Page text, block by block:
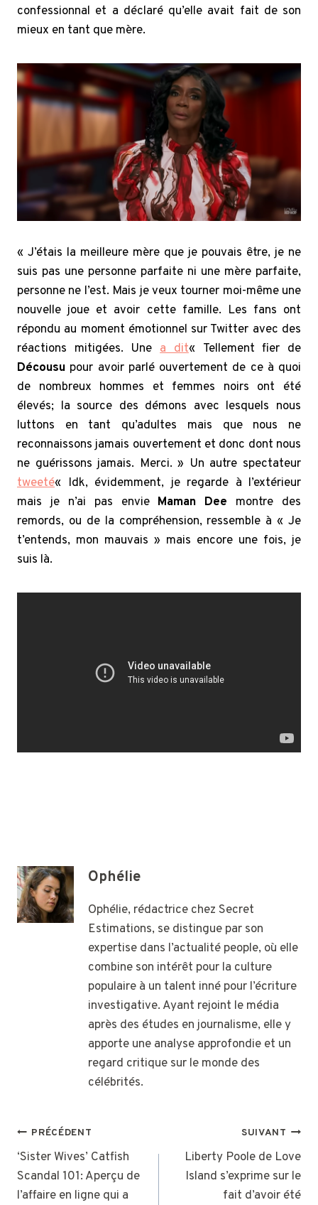
confessionnal et a déclaré qu’elle avait fait de son
mieux en tant que mère.
« J’étais la meilleure mère que je pouvais être, je ne
suis pas une personne parfaite ni une mère parfaite,
personne ne l’est. Mais je veux tourner moi-même une
nouvelle joue et avoir cette famille. Les fans ont
répondu au moment émotionnel sur Twitter avec des
réactions mitigées. Une a dit« Tellement fier de
Décousu pour avoir parlé ouvertement de ce à quoi
de nombreux hommes et femmes noirs ont été
élevés; la source des démons avec lesquels nous
luttons en tant qu’adultes mais que nous ne
reconnaissons jamais ouvertement et donc dont nous
ne guérissons jamais. Merci. » Un autre spectateur
tweeté« Idk, évidemment, je regarde à l’extérieur
mais je n’ai pas envie Maman Dee montre des
remords, ou de la compréhension, ressemble à « Je
t’entends, mon mauvais » mais encore une fois, je
suis là.
Ophélie
Ophélie, rédactrice chez Secret
Estimations, se distingue par son
expertise dans l’actualité people, où elle
combine son intérêt pour la culture
populaire à un talent inné pour l’écriture
investigative. Ayant rejoint le média
après des études en journalisme, elle y
apporte une analyse approfondie et un
regard critique sur le monde des
célébrités.
NAVIGATION
DE
L’ARTICLE
PRÉCÉDENT
‘Sister Wives’ Catfish
Scandal 101: Aperçu de
l’affaire en ligne qui a
SUIVANT
Liberty Poole de Love
Island s’exprime sur le
fait d’avoir été